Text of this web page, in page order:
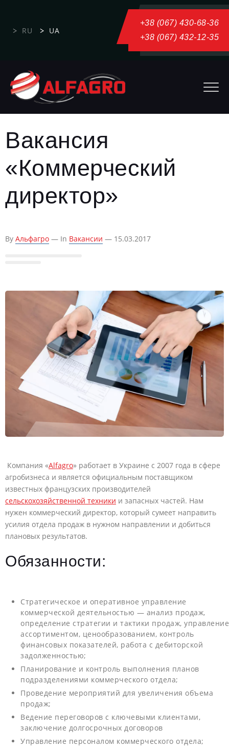
RU UA
+38 (067) 430-68-36
+38 (067) 432-12-35
Вакансия
«Коммерческий
директор»
By Альфагро — In Вакансии — 15.03.2017
Компания «Alfagro» работает в Украине с 2007 года в сфере
агробизнеса и является официальным поставщиком
известных французских производителей
сельскохозяйственной техники и запасных частей. Нам
нужен коммерческий директор, который сумеет направить
усилия отдела продаж в нужном направлении и добиться
плановых результатов.
Обязанности:
Стратегическое и оперативное управление
коммерческой деятельностью — анализ продаж,
определение стратегии и тактики продаж, управление
ассортиментом, ценообразованием, контроль
финансовых показателей, работа с дебиторской
задолженностью;
Планирование и контроль выполнения планов
подразделениями коммерческого отдела;
Проведение мероприятий для увеличения объема
продаж;
Ведение переговоров с ключевыми клиентами,
заключение долгосрочных договоров
Управление персоналом коммерческого отдела;